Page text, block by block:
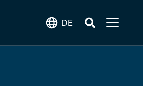
DE